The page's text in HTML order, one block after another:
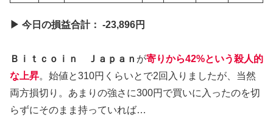
▶ 今日の損益合計： -23,896円
Ｂｉｔｃｏｉｎ Ｊａｐａｎ が寄りから42%という殺人的
な上昇。始値と310円くらいとで2回入りましたが、当然
両方損切り。あまりの強さに300円で買いに入ったのを切
らずにそのまま持っていれば…